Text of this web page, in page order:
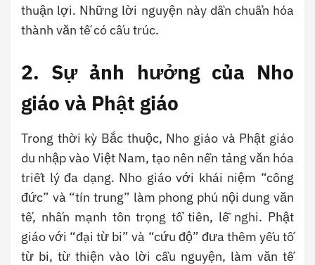
thuận lợi. Những lời nguyện này dần chuẩn hóa
thành văn tế có cấu trúc.
2. Sự ảnh hưởng của Nho
giáo và Phật giáo
Trong thời kỳ Bắc thuộc, Nho giáo và Phật giáo
du nhập vào Việt Nam, tạo nên nền tảng văn hóa
triết lý đa dạng. Nho giáo với khái niệm “công
đức” và “tín trung” làm phong phú nội dung văn
tế, nhấn mạnh tôn trọng tổ tiên, lễ nghi. Phật
giáo với “đại từ bi” và “cứu độ” đưa thêm yếu tố
từ bi, từ thiện vào lời cầu nguyện, làm văn tế